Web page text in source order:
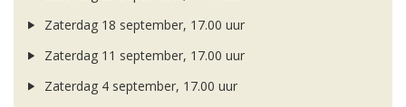
Zaterdag 18 september, 17.00 uur
Zaterdag 11 september, 17.00 uur
Zaterdag 4 september, 17.00 uur